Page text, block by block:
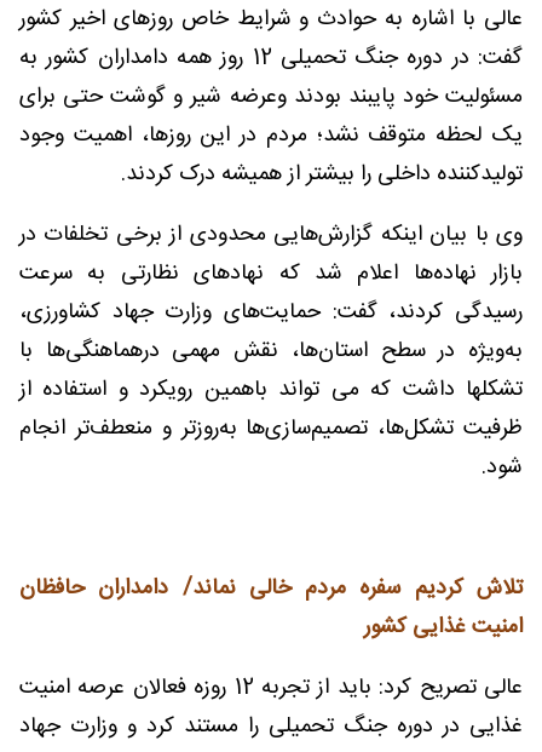
عالی با اشاره به حوادث و شرایط خاص روزهای اخیر کشور
گفت: در دوره جنگ تحمیلی 12 روز همه دامداران کشور به
مسئولیت خود پایبند بودند وعرضه شیر و گوشت حتی برای
یک لحظه متوقف نشد؛ مردم در این روزها، اهمیت وجود
تولیدکننده داخلی را بیشتر از همیشه درک کردند.
وی با بیان اینکه گزارش‌هایی محدودی از برخی تخلفات در
بازار نهاده‌ها اعلام شد که نهادهای نظارتی به سرعت
رسیدگی کردند، گفت: حمایت‌های وزارت جهاد کشاورزی،
به‌ویژه در سطح استان‌ها، نقش مهمی درهماهنگی‌ها با
تشکلها داشت که می تواند باهمین رویکرد و استفاده از
ظرفیت تشکل‌ها، تصمیم‌سازی‌ها به‌روزتر و منعطف‌تر انجام
شود.
تلاش کردیم سفره مردم خالی نماند/ دامداران حافظان
امنیت غذایی کشور
عالی تصریح کرد: باید از تجربه 12 روزه فعالان عرصه امنیت
غذایی در دوره جنگ تحمیلی را مستند کرد و وزارت جهاد